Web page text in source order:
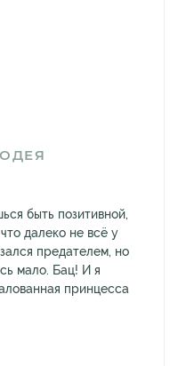
быть позитивной,
далеко не всё у
предателем, но
мало. Бац! И я
принцесса